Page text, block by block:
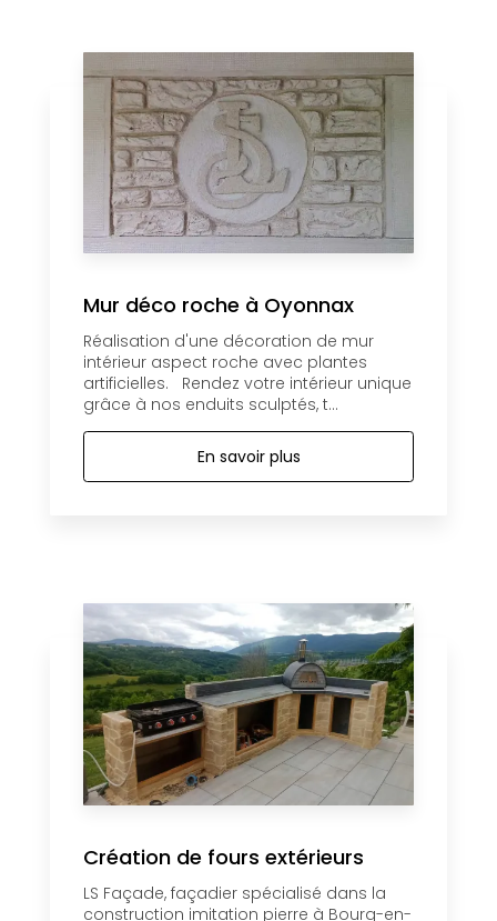
Mur déco roche à Oyonnax
Réalisation d'une décoration de mur
intérieur aspect roche avec plantes
artificielles. Rendez votre intérieur unique
grâce à nos enduits sculptés, t...
En savoir plus
Création de fours extérieurs
LS Façade, façadier spécialisé dans la
construction imitation pierre à Bourg-en-